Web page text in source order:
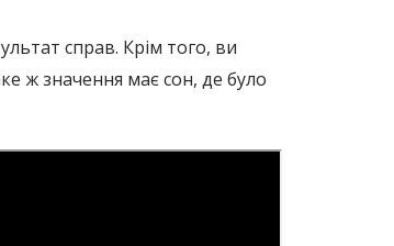
справ. Крім того, ви
ж значення має сон, де було